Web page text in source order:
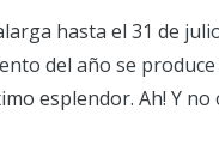
hasta el 31 de
del año se
esplendor. Ah! Y